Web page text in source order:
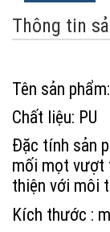
Thông tin
Tên sản
Chất liệu: PU
Đặc tính sản
mối mọt vượt
thiện với môi
Kích thước :